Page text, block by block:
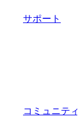
サポート
コミュニティ